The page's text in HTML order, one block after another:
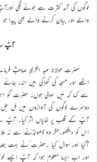
لوگوں کی آمد کثرت سے ہونے لگی
والے اور بیان کرنے والے بھی پیدا
آپؑ
حضرت مولانا عبد الکریم صاحبؓ
اٹھے اور مسجد کی کھڑکی میں اندر
سے کہا کہ مَیں سوالی ہوں۔ حضرت ؑکو
دوسرے لوگوں کی آوازوں میں مل
آپؑ کے قلب پر نمایاں اثر کیا۔ آپؑ
اس کو دیکھو۔مگر وہ ڈھونڈنے سے نہ
آگیا اور سوال کیا ۔حضرت ؑنے بہت
اور اب ایسا معلوم ہوا کہ آپؑ ایسے